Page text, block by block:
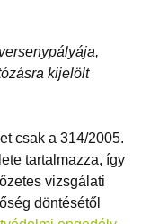
kijelölt
csak a 314/2005.
tartalmazza, így
vizsgálati
döntésétől